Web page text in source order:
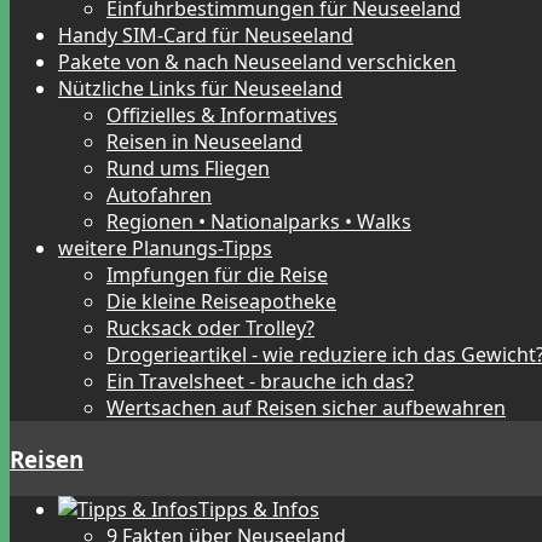
Einfuhrbestimmungen für Neuseeland
Handy SIM-Card für Neuseeland
Pakete von & nach Neuseeland verschicken
Nützliche Links für Neuseeland
Offizielles & Informatives
Reisen in Neuseeland
Rund ums Fliegen
Autofahren
Regionen • Nationalparks • Walks
weitere Planungs-Tipps
Impfungen für die Reise
Die kleine Reiseapotheke
Rucksack oder Trolley?
Drogerieartikel - wie reduziere ich das
Ein Travelsheet - brauche ich das?
Wertsachen auf Reisen sicher aufbewahren
Reisen
Tipps & Infos
9 Fakten über Neuseeland